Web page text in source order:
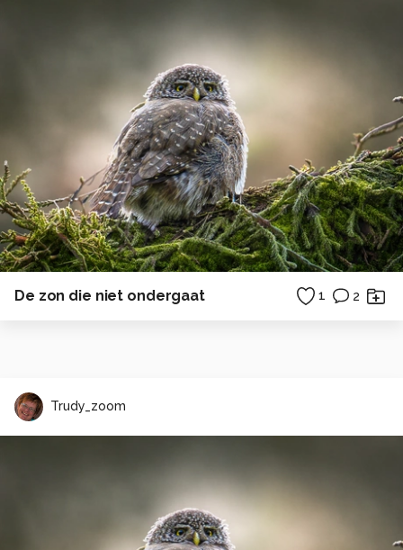
De zon die niet ondergaat 1 2
Trudy_zoom